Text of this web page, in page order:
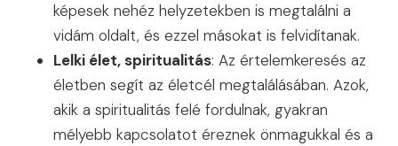
képesek nehéz helyzetekben is megtalálni a
vidám oldalt, és ezzel másokat is felvidítanak.
Lelki élet, spiritualitás: Az értelemkeresés az
életben segít az életcél megtalálásában. Azok,
akik a spiritualitás felé fordulnak, gyakran
mélyebb kapcsolatot éreznek önmagukkal és a